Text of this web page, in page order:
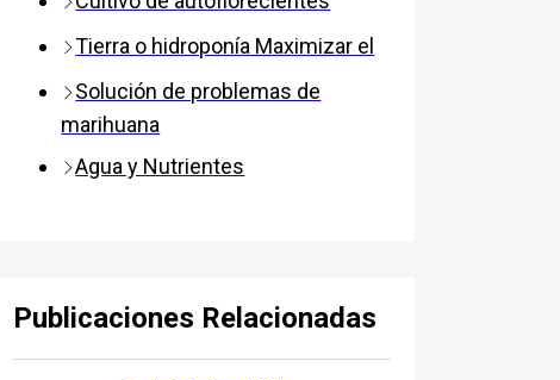
Tierra o hidroponía Maximizar el
Solución de problemas de
marihuana
Agua y Nutrientes
Publicaciones Relacionadas